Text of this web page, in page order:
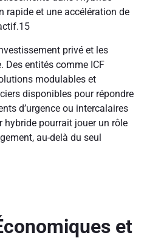
rapide et une accélération de
15
privé et les
Des entités comme ICF
modulables et
disponibles pour répondre
d’urgence ou intercalaires
hybride pourrait jouer un rôle
au-delà du seul
et